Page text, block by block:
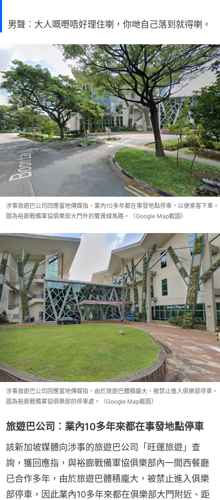
男聲︰大人嘅嘢唔好理住喇，你哋自己落到就得喇。
涉事旅遊巴公司回應當地傳媒指，業內10多年都在事發地點停車，以便乘客下車。
圖為裕廊戰備軍協俱樂部大門外的雙黃線馬路。（Google Map截圖）
涉事旅遊巴公司回應當地傳媒指，由於旅遊巴體積龐大，被禁止進入俱樂部停車。
圖為裕廊戰備軍協俱樂部的停車處。（Google Map截圖）
旅遊巴公司︰業內10多年來都在事發地點停車
該新加坡媒體向涉事的旅遊巴公司「旺運旅遊」查
詢，獲回應指，與裕廊戰備軍協俱樂部內一間西餐廳
已合作多年，由於旅遊巴體積龐大，被禁止進入俱樂
部停車，因此業內10多年來都在俱樂部大門附近、距